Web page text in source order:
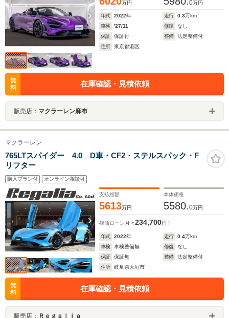
万円 0万円
年式 2022年 走行 0.3万km
車検
'27/11 修復
なし
保証
保証付 整備
法定整備付
住所
東京都港区
無
料
在庫確認・見積依頼
販売店： マクラーレン麻布
マクラーレン
765LTスパイダー 4.0 D車・CF2・ステルスパック・F
リフター
購入プラン付 オンライン相談可
支払総額
5613万円
本体価格
5580.0万円
残価ローン 月々234,700円
年式 2022年 走行 0.4万km
車検
車検整備無 修復
なし
保証
保証無 整備
法定整備付
住所
岐阜県大垣市
無
料
在庫確認・見積依頼
販売店： Ｒｅｇａｌｉａ